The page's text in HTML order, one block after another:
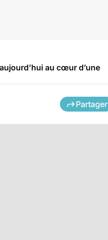
au cœur d’une
Partager